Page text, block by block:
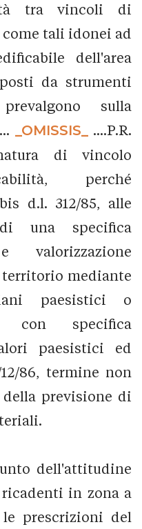
tra vincoli di
tali idonei ad
dell'area
da strumenti
sulla
_OMISSIS_
....P.R.
di vincolo
perché
d.l. 312/85, alle
una specifica
mediante
paesistici o
con specifica
paesistici ed
86, termine non
previsione di
dell'attitudine
in zona a
prescrizioni del